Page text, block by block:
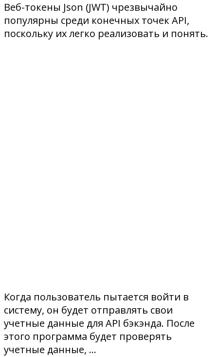
Веб-токены Json (JWT) чрезвычайно
популярны среди конечных точек API,
поскольку их легко реализовать и понять.
Когда пользователь пытается войти в
систему, он будет отправлять свои
учетные данные для API бэкэнда. После
этого программа будет проверять
учетные данные, …